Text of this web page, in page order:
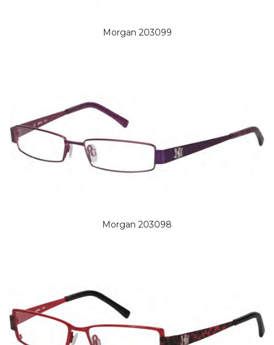
Morgan 203099
Morgan 203098